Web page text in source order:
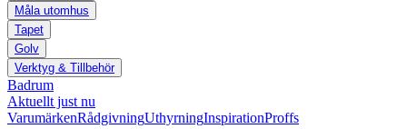
Måla utomhus
Tapet
Golv
Verktyg & Tillbehör
Badrum
Aktuellt just nu
VarumärkenRådgivningUthyrningInspirationProffs